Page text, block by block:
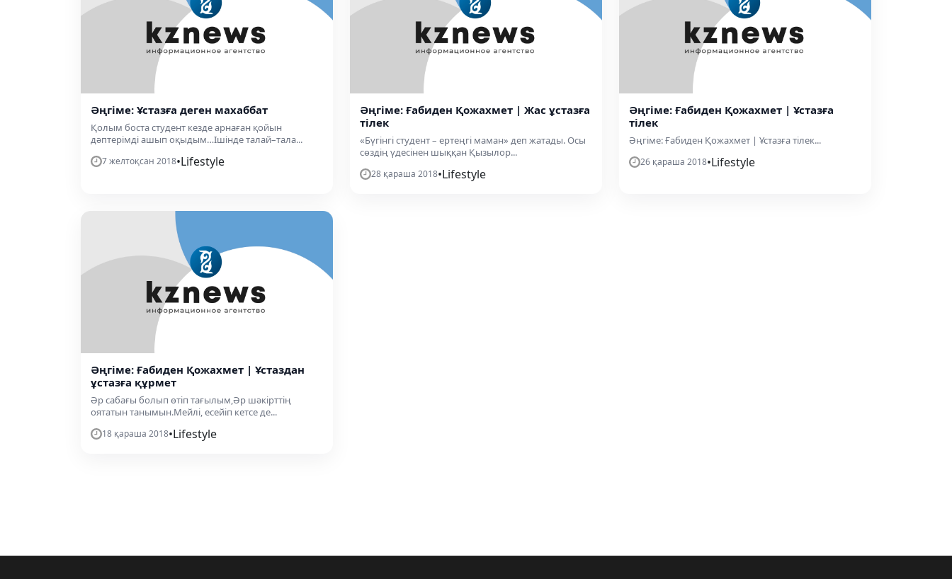
Әңгіме: Ұстазға деген махаббат
Қолым боста студент кезде арнаған қойын
дәптерімді ашып оқыдым…Ішінде талай–тала...
7 желтоқсан 2018•Lifestyle
Әңгіме: Ғабиден Қожахмет | Жас ұстазға
тілек
«Бүгінгі студент – ертеңгі маман» деп жатады. Осы
сөздің үдесінен шыққан Қызылор...
28 қараша 2018•Lifestyle
Әңгіме: Ғабиден Қожахмет | Ұстазға
тілек
Әңгіме: Ғабиден Қожахмет | Ұстазға тілек...
26 қараша 2018•Lifestyle
Әңгіме: Ғабиден Қожахмет | Ұстаздан
ұстазға құрмет
Әр сабағы болып өтіп тағылым,Әр шәкірттің
оятатын танымын.Мейлі, есейіп кетсе де...
18 қараша 2018•Lifestyle